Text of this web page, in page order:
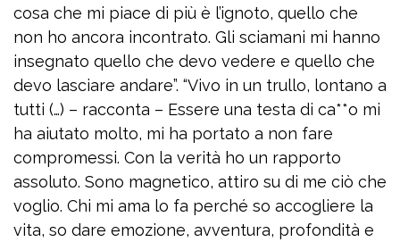
cosa che mi piace di più è l’ignoto, quello che
non ho ancora incontrato. Gli sciamani mi hanno
insegnato quello che devo vedere e quello che
devo lasciare andare”. “Vivo in un trullo, lontano a
tutti (…) – racconta – Essere una testa di ca**o mi
ha aiutato molto, mi ha portato a non fare
compromessi. Con la verità ho un rapporto
assoluto. Sono magnetico, attiro su di me ciò che
voglio. Chi mi ama lo fa perché so accogliere la
vita, so dare emozione, avventura, profondità e